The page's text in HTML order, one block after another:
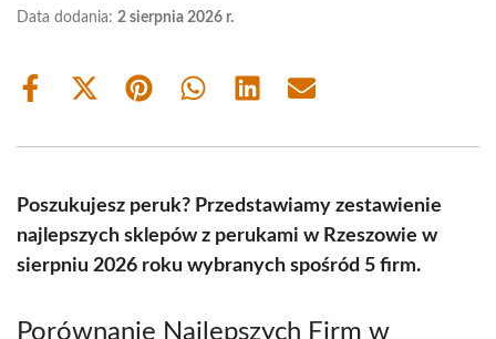
Data dodania: 2 sierpnia 2026 r.
Share
Share
(Twitter)
Share Share Share Share
Poszukujesz peruk? Przedstawiamy zestawienie
najlepszych sklepów z perukami w Rzeszowie w
sierpniu 2026 roku wybranych spośród 5 firm.
Porównanie Najlepszych Firm w